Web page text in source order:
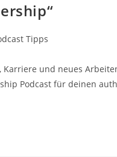
Tipps
und neues
Podcast für deinen